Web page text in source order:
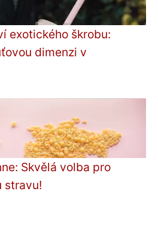
exotického škrobu:
dimenzi v
Skvělá volba pro
stravu!